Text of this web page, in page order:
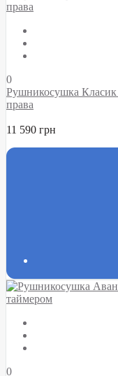
0
Рушникосушка Класик
права
11 590 грн
0